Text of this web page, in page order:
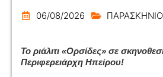
06/08/2026 ΠΑΡΑΣΚΗΝΙΟ
Το ριάλιτι «Ορσίδες» σε
Περιφερειάρχη Ηπείρου!